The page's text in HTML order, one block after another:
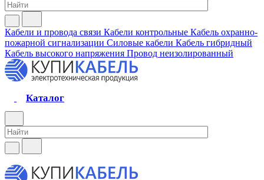
Кабели и провода связи Кабели контрольные Кабель охранно-
пожарной сигнализации Силовые кабели Кабель гибридный
Кабель высокого напряжения Провод неизолированный
Каталог